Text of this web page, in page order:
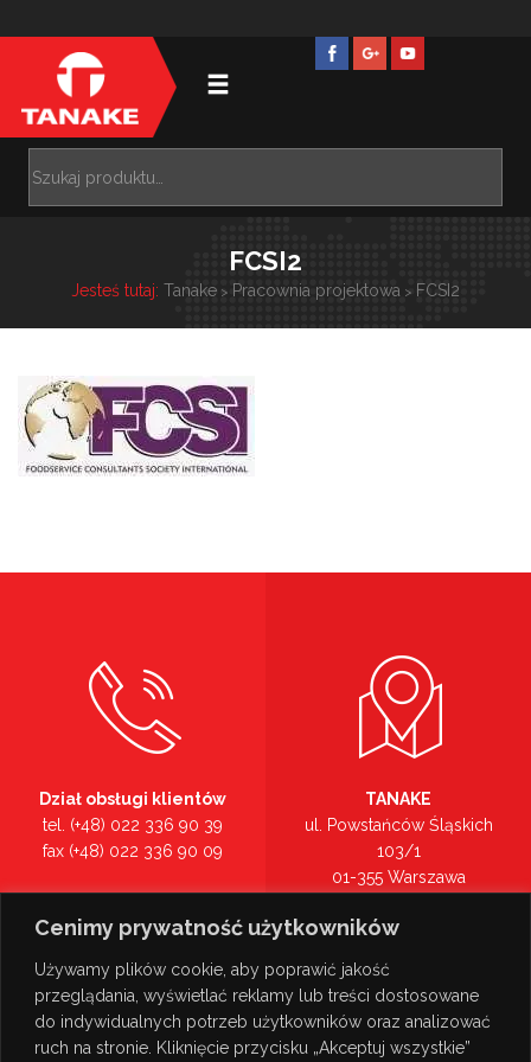
Cenimy prywatność użytkowników
Używamy plików cookie, aby poprawić jakość
przeglądania, wyświetlać reklamy lub treści dostosowane
do indywidualnych potrzeb użytkowników oraz analizować
ruch na stronie. Kliknięcie przycisku „Akceptuj wszystkie”
FCSI2
Jesteś tutaj: Tanake > Pracownia projektowa > FCSI2
Dział obsługi klientów
tel. (+48) 022 336 90 39
fax (+48) 022 336 90 09
tel. (+48) 022 336 90 00
TANAKE
ul. Powstańców Śląskich
103/1
01-355 Warszawa
Zobacz na mapie >